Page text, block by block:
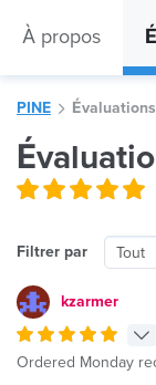
À propos
PINE Évaluations
Filtrer par Tout
kzarmer
Ordered Monday